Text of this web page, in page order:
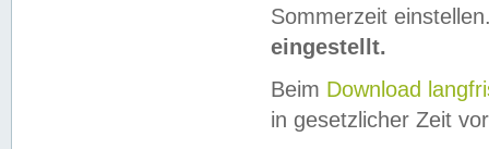
Sommerzeit
eingestellt.
Beim Download
in gesetzlicher Zeit